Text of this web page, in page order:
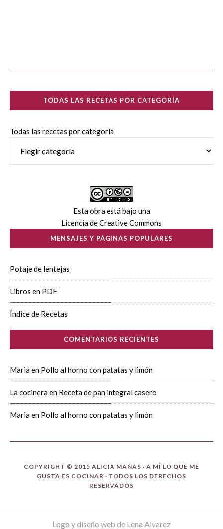
TODAS LAS RECETAS POR CATEGORÍA
Todas las recetas por categoría
Esta obra está bajo una
Licencia de Creative Commons
MENSAJES Y PÁGINAS POPULARES
Potaje de lentejas
Libros en PDF
Índice de Recetas
COMENTARIOS RECIENTES
Mariaen Pollo al horno con patatas y limón
La cocineraen Receta de pan integral casero
Mariaen Pollo al horno con patatas y limón
COPYRIGHT © 2015 ALICIA MAÑAS · A MÍ LO QUE ME
GUSTA ES COCINAR · TODOS LOS DERECHOS
RESERVADOS
Logo y diseño web de Lena Alvarez